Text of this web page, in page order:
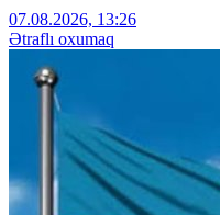
07.08.2026, 13:26
Ətraflı oxumaq